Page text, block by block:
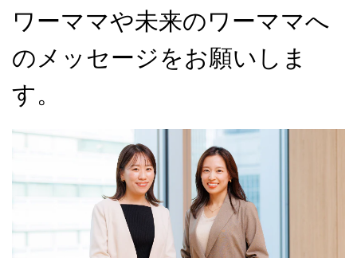
ワーママや未来のワーママへ
のメッセージをお願いしま
す。